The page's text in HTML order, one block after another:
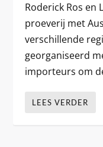
Roderick Ros en
proeverij met
verschillende
georganiseerd
importeurs om
LEES VERDER